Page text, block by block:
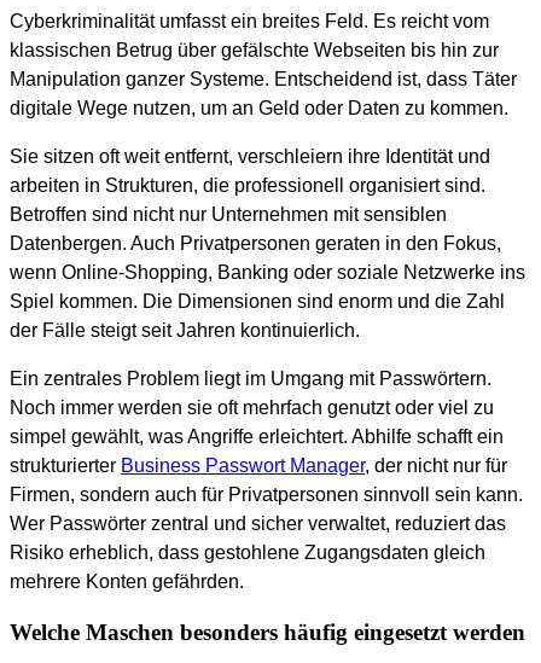
Cyberkriminalität umfasst ein breites Feld. Es reicht vom
klassischen Betrug über gefälschte Webseiten bis hin zur
Manipulation ganzer Systeme. Entscheidend ist, dass Täter
digitale Wege nutzen, um an Geld oder Daten zu kommen.
Sie sitzen oft weit entfernt, verschleiern ihre Identität und
arbeiten in Strukturen, die professionell organisiert sind.
Betroffen sind nicht nur Unternehmen mit sensiblen
Datenbergen. Auch Privatpersonen geraten in den Fokus,
wenn Online-Shopping, Banking oder soziale Netzwerke ins
Spiel kommen. Die Dimensionen sind enorm und die Zahl
der Fälle steigt seit Jahren kontinuierlich.
Ein zentrales Problem liegt im Umgang mit Passwörtern.
Noch immer werden sie oft mehrfach genutzt oder viel zu
simpel gewählt, was Angriffe erleichtert. Abhilfe schafft ein
strukturierter Business Passwort Manager, der nicht nur für
Firmen, sondern auch für Privatpersonen sinnvoll sein kann.
Wer Passwörter zentral und sicher verwaltet, reduziert das
Risiko erheblich, dass gestohlene Zugangsdaten gleich
mehrere Konten gefährden.
Welche Maschen besonders häufig eingesetzt werden